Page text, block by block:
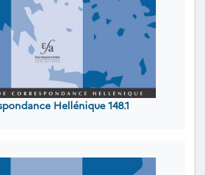
Hellénique 148.1